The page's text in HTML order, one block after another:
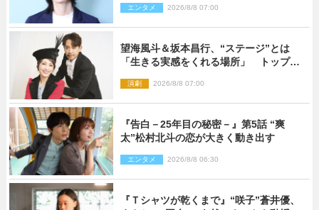
エンタメ 2026/8/8 07:00
望海風斗＆坂本昌行、“ステージ”とは
「生きる実感をくれる場所」 トップを
演劇 2026/8/8 07:00
『告白－25年目の秘密－』第5話 “爽
太”松村北斗の恋が大きく動き出す
エンタメ 2026/8/8 06:30
『Ｔシャツが乾くまで』“咲子”蒼井優、